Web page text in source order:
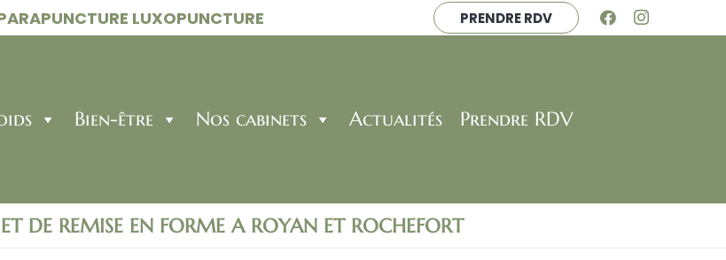
LUXOPUNCTURE PRENDRE RDV
Bien-être Nos cabinets Actualités Prendre RDV
DE REMISE EN FORME A ROYAN ET ROCHEFORT